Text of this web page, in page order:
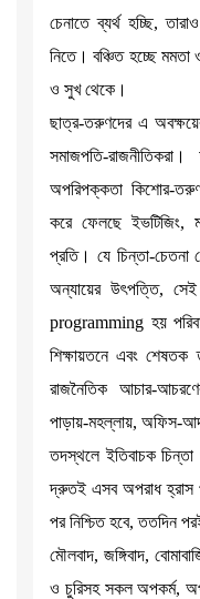
চেনাতে ব্যর্থ হচ্ছি,
নিতে। বঞ্চিত হচ্ছে মমতা
ও সুখ থেকে।
ছাত্র-তরুণদের এ
সমাজপতি-রাজনীতিকরা।
অপরিপক্কতা কিশোর-
করে ফেলছে ইভটিজিং,
প্রতি। যে চিন্তা-চেতনা
অন্যায়ের উৎপত্তি,
programming হয়
শিক্ষায়তনে এবং
রাজনৈতিক আচার-
পাড়ায়-মহল্লায়, অফিস-
তদস্থলে ইতিবাচক
দ্রুতই এসব অপরাধ হ্রাস
পর নিশ্চিত হবে, ততদিন
মৌলবাদ, জঙ্গিবাদ,
ও চুরিসহ সকল অপকর্ম,